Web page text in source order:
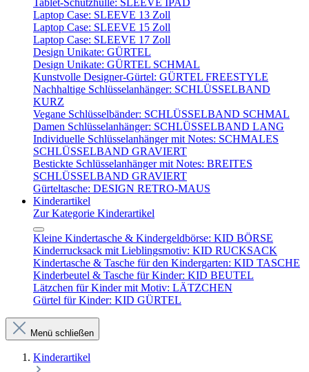
Tablet-Schutzhülle: SLEEVE IPAD
Laptop Case: SLEEVE 13 Zoll
Laptop Case: SLEEVE 15 Zoll
Laptop Case: SLEEVE 17 Zoll
Design Unikate: GÜRTEL
Design Unikate: GÜRTEL SCHMAL
Kunstvolle Designer-Gürtel: GÜRTEL FREESTYLE
Nachhaltige Schlüsselanhänger: SCHLÜSSELBAND
KURZ
Vegane Schlüsselbänder: SCHLÜSSELBAND SCHMAL
Damen Schlüsselanhänger: SCHLÜSSELBAND LANG
Individuelle Schlüsselanhänger mit Notes: SCHMALES
SCHLÜSSELBAND GRAVIERT
Bestickte Schlüsselanhänger mit Notes: BREITES
SCHLÜSSELBAND GRAVIERT
Gürteltasche: DESIGN RETRO-MAUS
Kinderartikel
Zur Kategorie Kinderartikel
Kleine Kindertasche & Kindergeldbörse: KID BÖRSE
Kinderrucksack mit Lieblingsmotiv: KID RUCKSACK
Kindertasche & Tasche für den Kindergarten: KID TASCHE
Kinderbeutel & Tasche für Kinder: KID BEUTEL
Lätzchen für Kinder mit Motiv: LÄTZCHEN
Gürtel für Kinder: KID GÜRTEL
Menü schließen
Kinderartikel